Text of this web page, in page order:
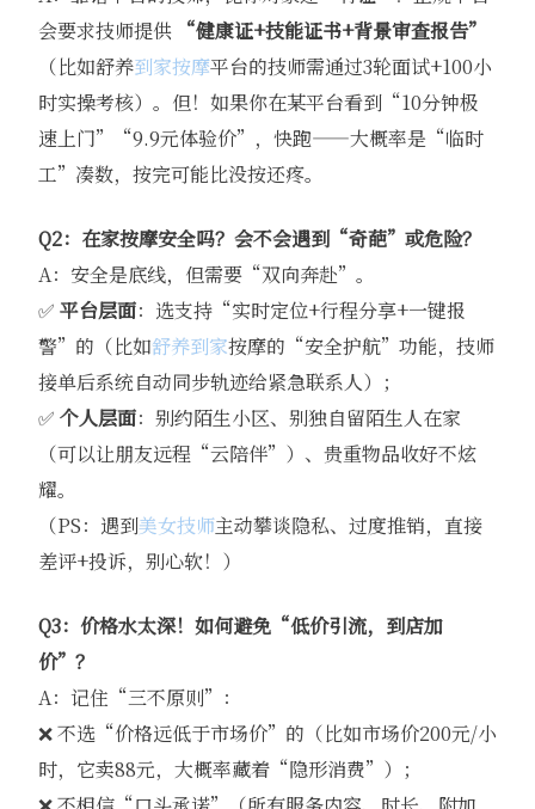
会要求技师提供 “健康证+技能证书+背景审查报告”
（比如舒养到家按摩平台的技师需通过3轮面试+100小
时实操考核）。但！如果你在某平台看到“10分钟极
速上门”“9.9元体验价”，快跑——大概率是“临时
工”凑数，按完可能比没按还疼。
Q2：在家按摩安全吗？会不会遇到“奇葩”或危险？
A：安全是底线，但需要“双向奔赴”。
✅ 平台层面：选支持“实时定位+行程分享+一键报
警”的（比如舒养到家按摩的“安全护航”功能，技师
接单后系统自动同步轨迹给紧急联系人）；
✅ 个人层面：别约陌生小区、别独自留陌生人在家
（可以让朋友远程“云陪伴”）、贵重物品收好不炫
耀。
（PS：遇到美女技师主动攀谈隐私、过度推销，直接
差评+投诉，别心软！）
Q3：价格水太深！如何避免“低价引流，到店加
价”？
A：记住“三不原则”：
❌ 不选“价格远低于市场价”的（比如市场价200元/小
时，它卖88元，大概率藏着“隐形消费”）；